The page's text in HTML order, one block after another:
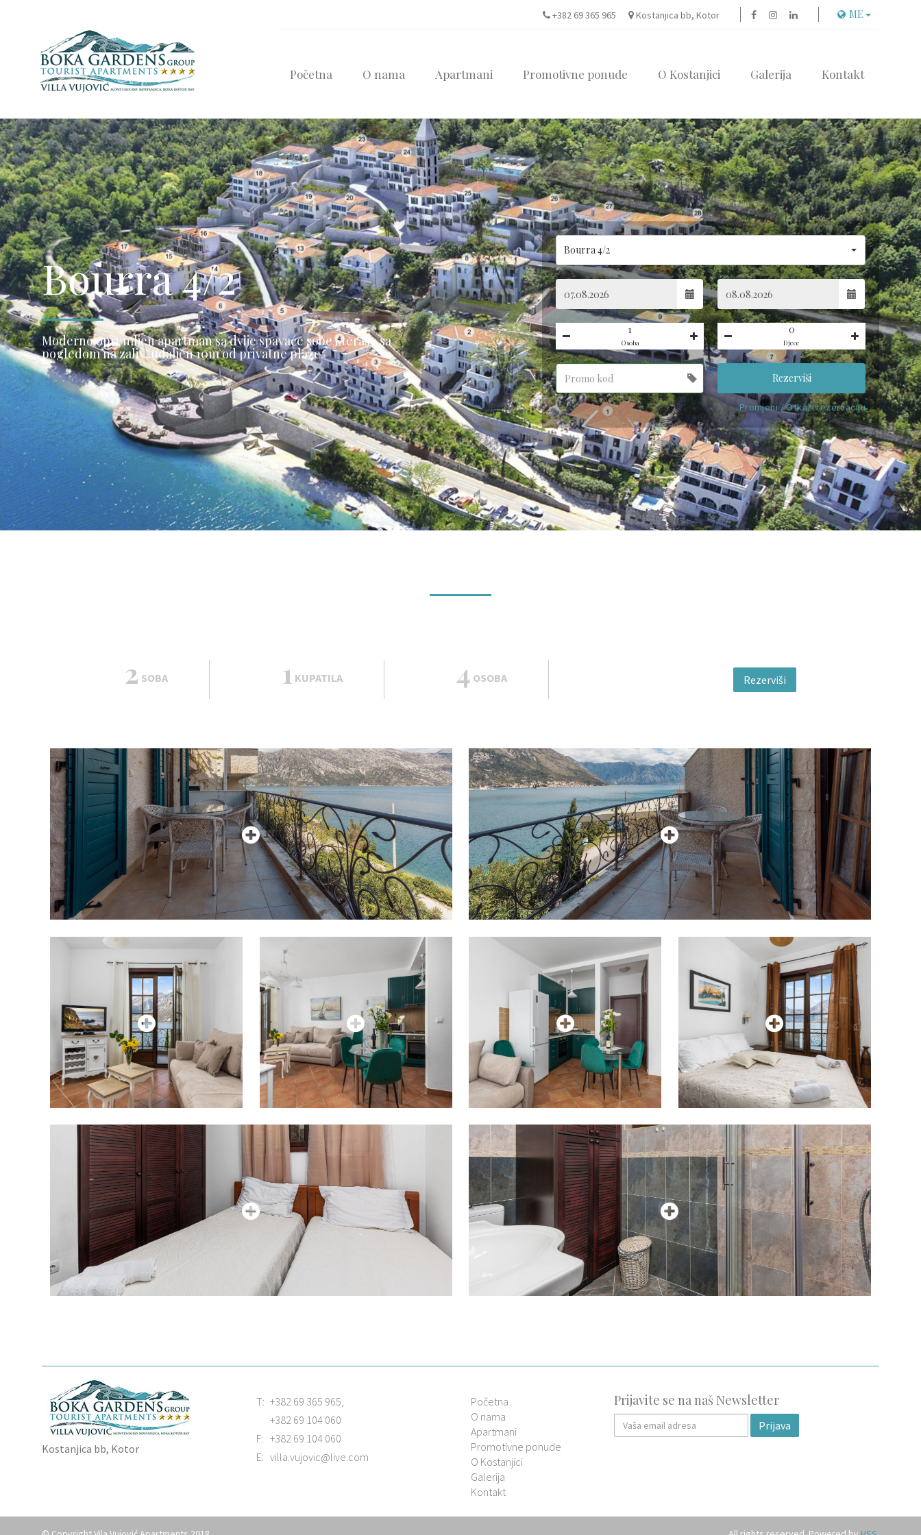
+382 69 365 965 Kostanjica bb, Kotor ME
Početna O nama Apartmani Promotivne ponude O Kostanjici Galerija Kontakt
Bourra 4/2
Moderno opremljen apartman sa dvije spavaće sobe i terase sa
pogledom na zaliv, udaljen 10m od privatne plaže.
Bourra 4/2
Osoba Djece
Hidden
label
(success)
Rezerviši
Promjeni / Otkaži rezervaciju
2 SOBA 1 KUPATILA 4 OSOBA Rezerviši
Kostanjica bb, Kotor
T: +382 69 365 965,
+382 69 104 060
F: +382 69 104 060
E: villa.vujovic@live.com
Početna
O nama
Apartmani
Promotivne ponude
O Kostanjici
Galerija
Kontakt
Prijavite se na naš Newsletter
Prijava